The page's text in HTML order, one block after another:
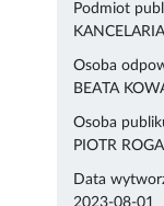
Podmiot
Osoba
BEATA
Osoba
PIOTR
Data
2023-08-01